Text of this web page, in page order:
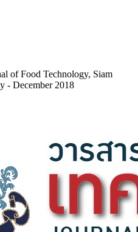
of Food Technology, Siam
- December 2018